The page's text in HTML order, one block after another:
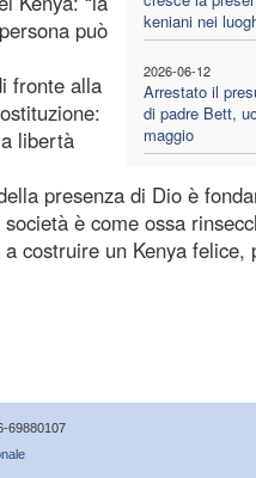
keniani nei
2026-06-12
Arrestato il
di padre Bett,
maggio
può
fronte alla
libertà
presenza di Dio è
è come ossa
costruire un Kenya felice,
69880107